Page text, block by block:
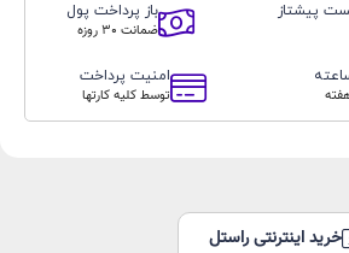
پیشتاز باز پرداخت پول
ضمانت 30 روزه
امنیت پرداخت
توسط کلیه کارتها
خرید اینترنتی راستل